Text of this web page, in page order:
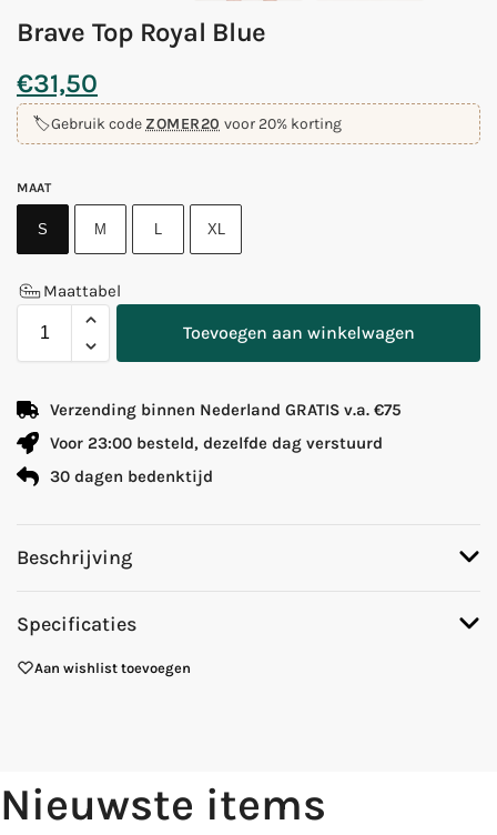
Brave Top Royal Blue
€31,50
🏷️Gebruik code ZOMER20 voor 20% korting
MAAT
S M L XL
Maattabel
Toevoegen aan winkelwagen
Verzending binnen Nederland GRATIS v.a. €75
Voor 23:00 besteld, dezelfde dag verstuurd
30 dagen bedenktijd
Beschrijving
Specificaties
Aan wishlist toevoegen
Nieuwste items